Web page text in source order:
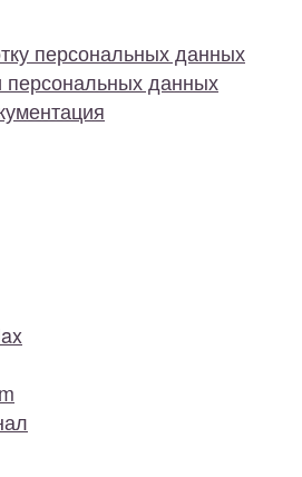
персональных данных
персональных данных